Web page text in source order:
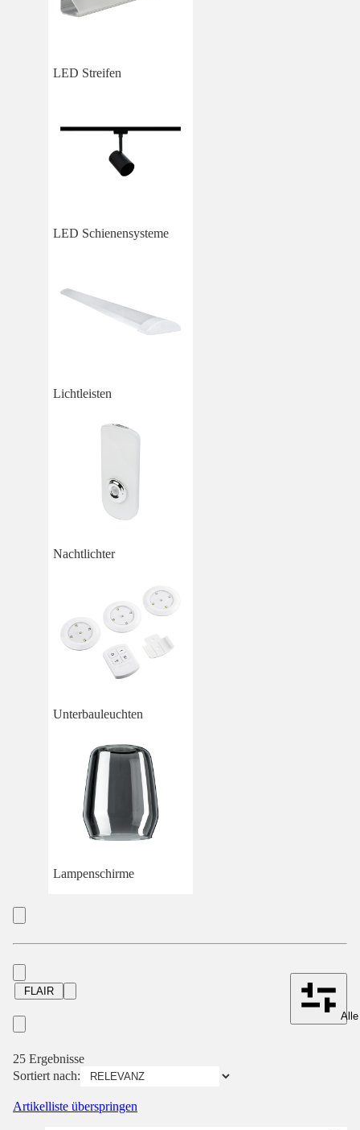
LED Streifen
LED Schienensysteme
Lichtleisten
Nachtlichter
Unterbauleuchten
Lampenschirme
FLAIR
25 Ergebnisse
Sortiert nach:
Artikelliste überspringen